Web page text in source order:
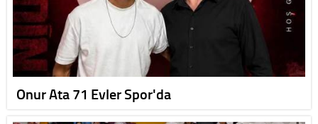
Onur Ata 71 Evler Spor'da